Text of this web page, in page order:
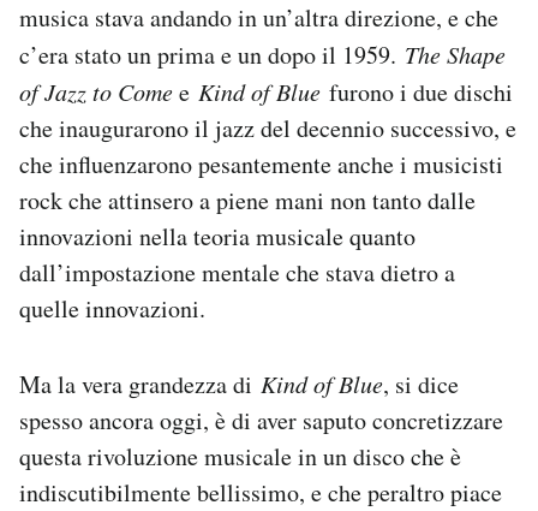
musica stava andando in un’altra direzione, e che
c’era stato un prima e un dopo il 1959. The Shape
of Jazz to Comee Kind of Blue furono i due dischi
che inaugurarono il jazz del decennio successivo, e
che influenzarono pesantemente anche i musicisti
rock che attinsero a piene mani non tanto dalle
innovazioni nella teoria musicale quanto
dall’impostazione mentale che stava dietro a
quelle innovazioni.
Ma la vera grandezza di Kind of Blue, si dice
spesso ancora oggi, è di aver saputo concretizzare
questa rivoluzione musicale in un disco che è
indiscutibilmente bellissimo, e che peraltro piace